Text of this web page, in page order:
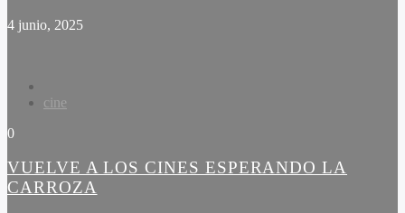
4 junio, 2025
cine
0
VUELVE A LOS CINES ESPERANDO LA
CARROZA